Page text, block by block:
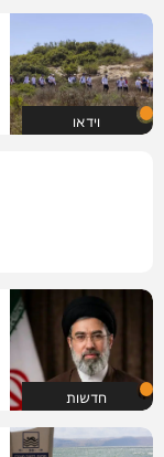
וידאו
חדשות